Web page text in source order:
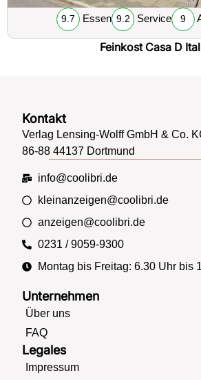
9.7 Essen 9.2 Service 9
Feinkost Casa D
Unternehmen
Über uns
FAQ
Legales
Impressum
Kontakt
Verlag Lensing-Wolff GmbH & Co.
86-88 44137 Dortmund
info@coolibri.de
kleinanzeigen@coolibri.de
anzeigen@coolibri.de
0231 / 9059-9300
Montag bis Freitag: 6.30 Uhr bis